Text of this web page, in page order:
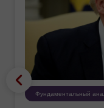
Фундаментальный